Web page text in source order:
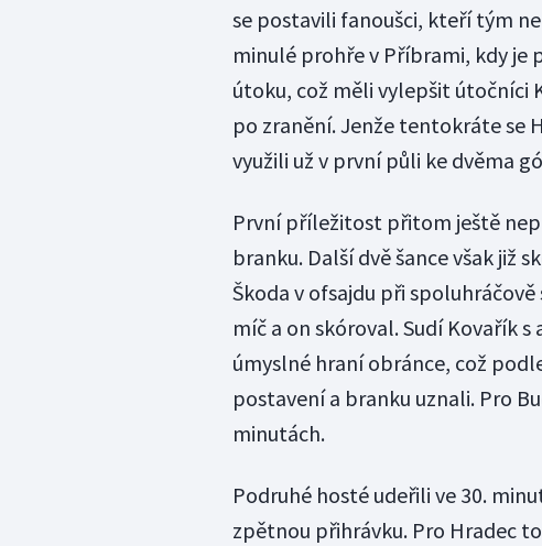
se postavili fanoušci, kteří tým
minulé prohře v Příbrami, kdy je
útoku, což měli vylepšit útočníci
po zranění. Jenže tentokráte se
využili už v první půli ke dvěma
První příležitost přitom ještě
branku. Další dvě šance však již
Škoda v ofsajdu při
míč a on skóroval. Sudí Kovařík
úmyslné hraní obránce, což
postavení a branku uznali. Pro
minutách.
Podruhé hosté udeřili ve 30.
zpětnou přihrávku. Pro Hradec